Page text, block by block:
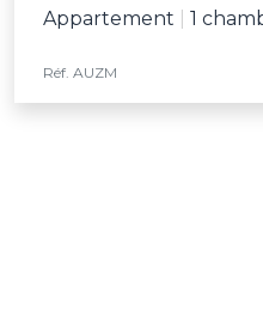
Appartement 1
Réf. AUZM